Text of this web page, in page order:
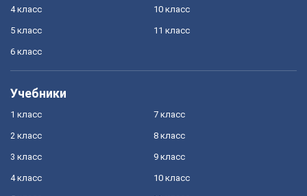
4 класс
5 класс
6 класс
10 класс
11 класс
Учебники
1 класс
2 класс
3 класс
4 класс
7 класс
8 класс
9 класс
10 класс